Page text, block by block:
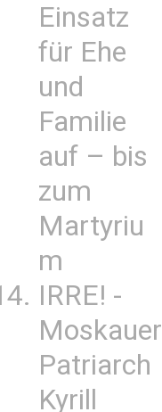
Einsatz
für Ehe
und
Familie
auf – bis
zum
Martyriu
m
IRRE! -
Moskauer
Patriarch
Kyrill